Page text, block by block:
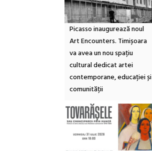
Picasso inaugurează noul
Art Encounters. Timișoara
va avea un nou spațiu
cultural dedicat artei
contemporane, educației și
comunității